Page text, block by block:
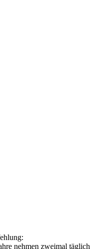
nehmen zweimal täglich